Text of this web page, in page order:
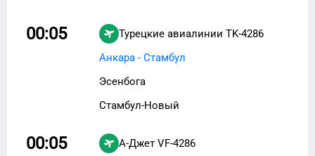
00:05 Турецкие авиалинии TK-4286
Анкара - Стамбул
Эсенбога
Стамбул-Новый
00:05 А-Джет VF-4286